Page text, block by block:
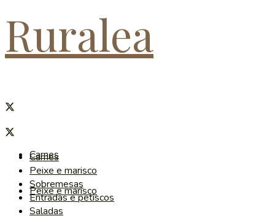
Ruralea
Carnes
Peixe e marisco
Carnes
Peixe e marisco
Sobremesas
Entradas e petiscos
Saladas